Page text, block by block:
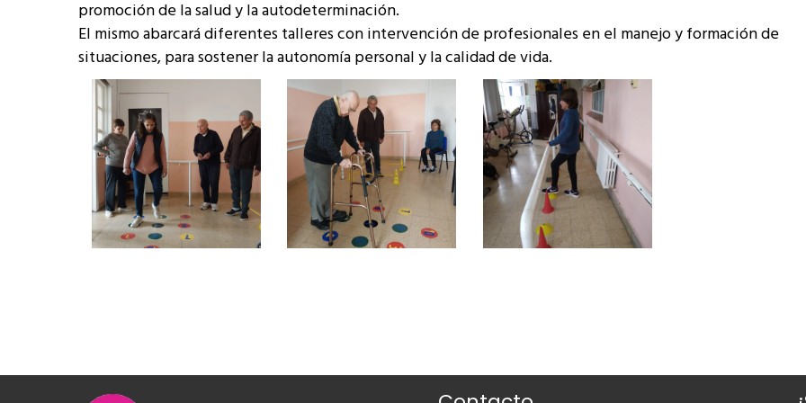
promoción de la salud y la autodeterminación.
El mismo abarcará diferentes talleres con intervención de profesionales en el manejo y formación de
situaciones, para sostener la autonomía personal y la calidad de vida.